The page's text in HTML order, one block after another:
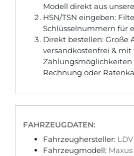
Modell direkt aus
HSN/TSN eingeben:
Schlüsselnummern für
Direkt bestellen: Große
versandkostenfrei & mit
Zahlungsmöglichkeiten
Rechnung oder
FAHRZEUGDATEN:
Fahrzeughersteller: LDV
Fahrzeugmodell: